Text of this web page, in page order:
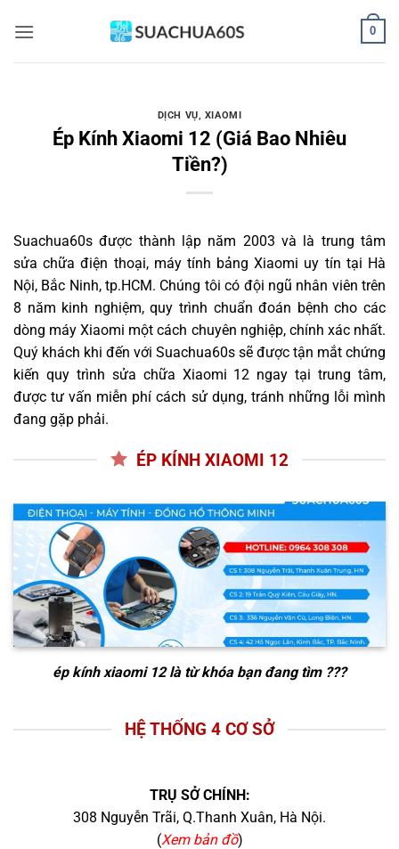
qua
0
DỊCH VỤ, XIAOMI
Ép Kính Xiaomi 12 (Giá Bao Nhiêu
Tiền?)
Suachua60s được thành lập năm 2003 và là trung tâm
sửa chữa điện thoại, máy tính bảng Xiaomi uy tín tại Hà
Nội, Bắc Ninh, tp.HCM. Chúng tôi có đội ngũ nhân viên trên
8 năm kinh nghiệm, quy trình chuẩn đoán bệnh cho các
dòng máy Xiaomi một cách chuyên nghiệp, chính xác nhất.
Quý khách khi đến với Suachua60s sẽ được tận mắt chứng
kiến quy trình sửa chữa Xiaomi 12 ngay tại trung tâm,
được tư vấn miễn phí cách sử dụng, tránh những lỗi mình
đang gặp phải.
ÉP KÍNH XIAOMI 12
ép kính xiaomi 12là từ khóa bạn đang tìm ???
HỆ THỐNG 4 CƠ SỞ
TRỤ SỞ CHÍNH:
308 Nguyễn Trãi, Q.Thanh Xuân, Hà Nội.
(Xem bản đồ)